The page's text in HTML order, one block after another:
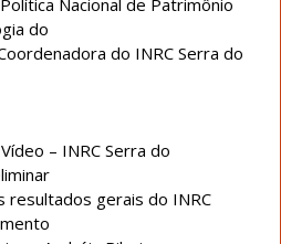
do
do INRC Serra do
– INRC Serra do
resultados gerais do INRC